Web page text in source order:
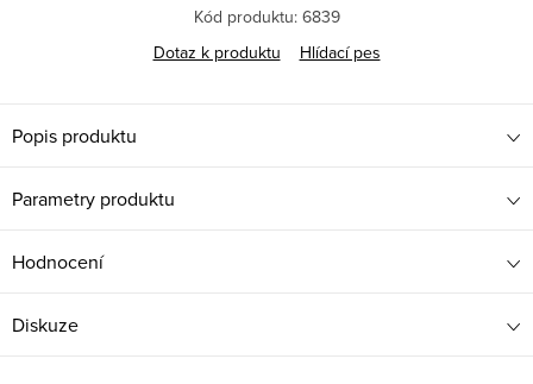
Kód produktu: 6839
Dotaz k produktu
Hlídací pes
Popis produktu
Parametry produktu
Hodnocení
Diskuze